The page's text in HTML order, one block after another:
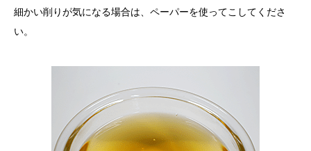
細かい削りが気になる場合は、ペーパーを使ってこしてくださ
い。